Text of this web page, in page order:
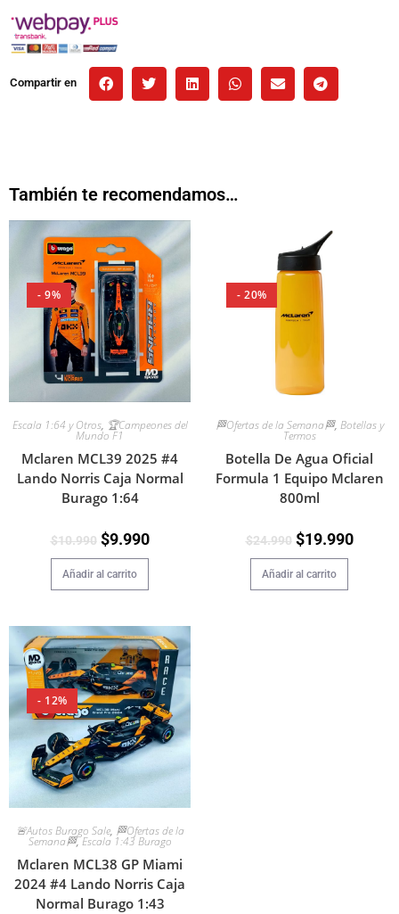
Compartir en
También te recomendamos…
- 9%
Escala 1:64 y Otros, 🏆Campeones del
Mundo F1
Mclaren MCL39 2025 #4
Lando Norris Caja Normal
Burago 1:64
$10.990 $9.990
Añadir al carrito
- 20%
🏁Ofertas de la Semana🏁, Botellas y
Termos
Botella De Agua Oficial
Formula 1 Equipo Mclaren
800ml
$24.990 $19.990
Añadir al carrito
- 12%
🚨Autos Burago Sale, 🏁Ofertas de la
Semana🏁,Escala 1:43 Burago
Mclaren MCL38 GP Miami
2024 #4 Lando Norris Caja
Normal Burago 1:43